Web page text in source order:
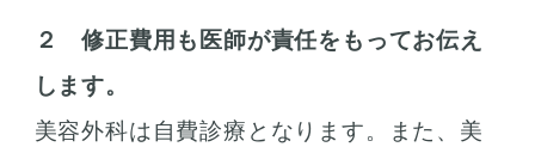
２ 修正費用も医師が責任をもってお伝え
します。
美容外科は自費診療となります。また、美